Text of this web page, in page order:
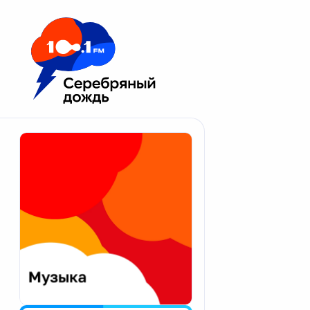
Москва 100.1 FM
Апатиты
Екатеринбург
Калининград
Калуга